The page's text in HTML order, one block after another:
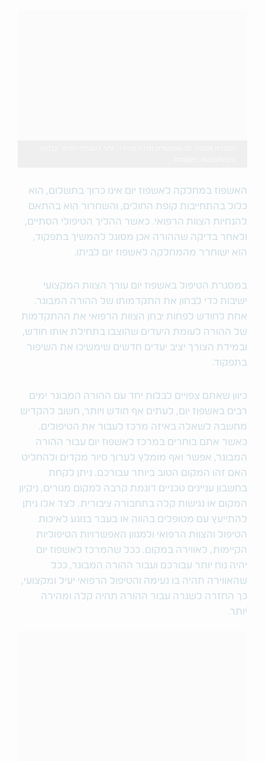
האשפוז במחלקה לאשפוז יום אינו כרוך בתשלום, הוא
כלול בהתחייבות קופת החולים, והשחרור הוא בהתאם
להנחיות הצוות הרפואי. כאשר ההליך הטיפולי הסתיים,
ולאחר בדיקה שההורה אכן מסוגל להמשיך בתפקוד,
הוא ישוחרר מהמחלקה לאשפוז יום לביתו.
במסגרת הטיפול באשפוז יום עורך הצוות המקצועי
ישיבות כדי לבחון את התקדמותו של ההורה המבוגר.
אחת לחודש לפחות יבחן הצוות הרפואי את ההתקדמות
של ההורה לעומת היעדים שהוצבו בתחילת אותו חודש,
ובמידת הצורך יציב יעדים חדשים שימשיכו את השיפור
בתפקוד.
כיוון שאתם צפויים לבלות יחד עם ההורה המבוגר ימים
רבים באשפוז יום, לעתים אף חודש ויותר, חשוב להקדיש
מחשבה לשאלה באיזה מרכז לעבור את הטיפולים.
כאשר אתם בוחרים במרכז לאשפוז יום עבור ההורה
המבוגר, אפשר ואף מומלץ לערוך סיור מקדים ולהחליט
האם זהו המקום הטוב ביותר עבורכם. ניתן לקחת
בחשבון עניינים טכניים דוגמת קרבה למקום מגורים, ניקיון
המקום או נגישות קלה בתחבורה ציבורית. לצד אלו ניתן
להתייעץ עם מטופלים בהווה או בעבר בנוגע לאיכות
הטיפול והצוות הרפואי ולמגוון האפשרויות הטיפוליות
הקיימות, לאווירה במקום. ככל שהמרכז לאשפוז יום
יהיה נוח יותר עבורכם ועבור ההורה המבוגר, ככל
שהאווירה תהיה בו נעימה והטיפול הרפואי יעיל ומקצועי,
כך החזרה לשגרה עבור ההורה תהיה קלה ומהירה
יותר.